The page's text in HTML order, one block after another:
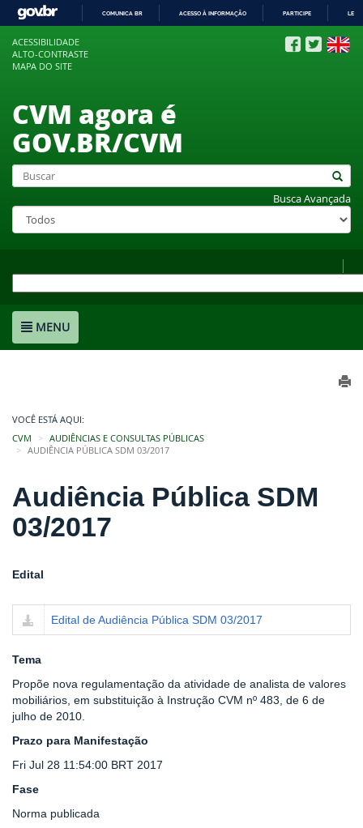
COMUNICA BR ACESSO À INFORMAÇÃO PARTICIPE
ACESSIBILIDADE
ALTO-CONTRASTE
MAPA DO SITE
CVM agora é
GOV.BR/CVM
Busca Avançada
MENU
VOCÊ ESTÁ AQUI:
CVM
AUDIÊNCIAS E CONSULTAS PÚBLICAS
AUDIÊNCIA PÚBLICA SDM 03/2017
Audiência Pública SDM
03/2017
Edital
Edital de Audiência Pública SDM 03/2017
Tema
Propõe nova regulamentação da atividade de analista de valores
mobiliários, em substituição à Instrução CVM nº 483, de 6 de
julho de 2010.
Prazo para Manifestação
Fri Jul 28 11:54:00 BRT 2017
Fase
Norma publicada